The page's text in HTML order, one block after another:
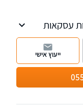
עסקאות
וכו'. בנוסף
מאור
וכלכלה
מקבל
אביב.
ייעוץ אישי